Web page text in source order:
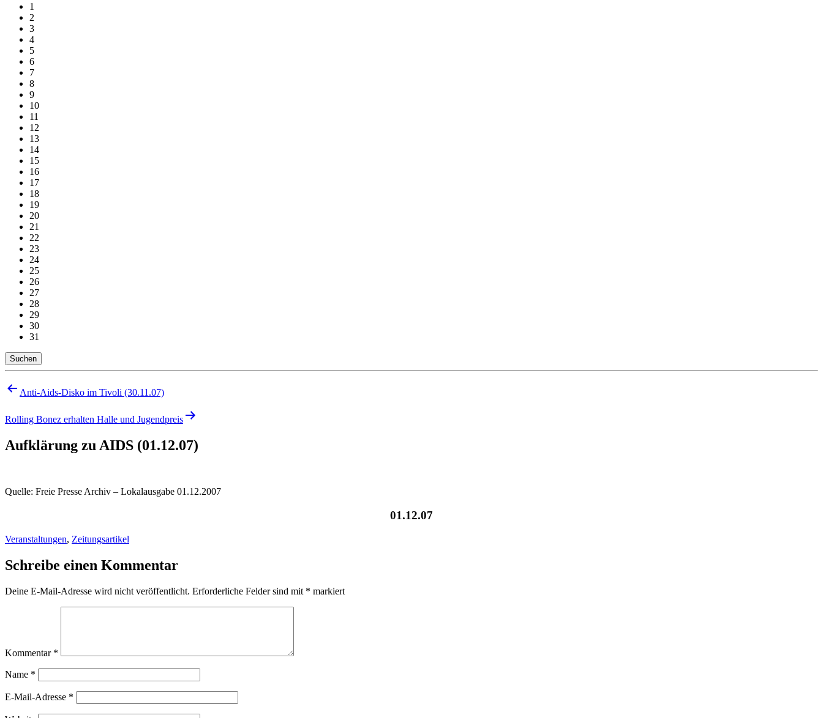
1
2
3
4
5
6
7
8
9
10
11
12
13
14
15
16
17
18
19
20
21
22
23
24
25
26
27
28
29
30
31
Suchen
Beitragsnavigation
Anti-Aids-Disko im Tivoli (30.11.07)
Rolling Bonez erhalten Halle und Jugendpreis
Aufklärung zu AIDS (01.12.07)
Quelle: Freie Presse Archiv – Lokalausgabe 01.12.2007
01.12.07
Veranstaltungen, Zeitungsartikel
Schreibe einen Kommentar
Deine E-Mail-Adresse wird nicht veröffentlicht. Erforderliche Felder sind mit * markiert
Kommentar *
Name *
E-Mail-Adresse *